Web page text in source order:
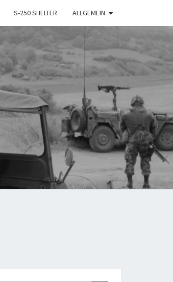
S-250 SHELTER ALLGEMEIN